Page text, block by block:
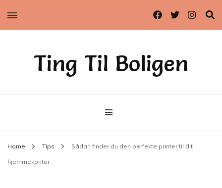
Ting Til Boligen
Home Tips Sådan finder du den perfekte printer til dit
hjemmekontor